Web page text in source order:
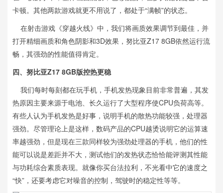
卡顿。其他两款游戏就更不用说了，都处于“满帧”的状态。
在射击游戏《穿越火线》中，我们将画质效果调节到最佳，并
打开精细画质和角色阴影和3D效果，努比亚Z17 8GB依然运行流
畅，其强劲的性能值得肯定。
四、努比亚Z17 8GB版控热更稳
我们每时每刻都在玩手机，手机发热现象目前非常普遍，其发
热原因主要来源于电池、长久运行了大型程序使CPU负荷高等。
有些人认为手机发热是好事，说明手机的散热功能较强，处理器
强劲。尽管理论上是这样，数码产品的CPU越烫说明它的运算速
率越强劲，但是现在三款同样较为强劲处理器的手机，他们的性
能可以说是差距并不大，测试他们的发热状态恰恰能评测其性能
与功耗综合素质表现。就像你买台法拉利，不光看中它的速度之
“快”，还要考虑它对噪音的控制，驾驶时的稳定性等等。